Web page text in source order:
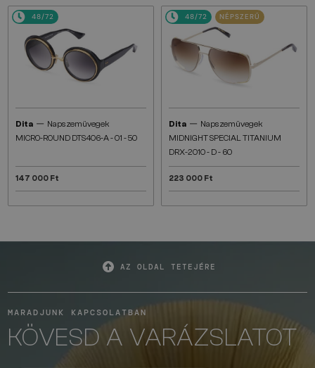
48/72
Dita — Napszemüvegek
MICRO-ROUND DTS406-A - 01 - 50
147 000 Ft
48/72 NÉPSZERŰ
Dita — Napszemüvegek
MIDNIGHT SPECIAL TITANIUM
DRX-2010 - D - 60
223 000 Ft
AZ OLDAL TETEJÉRE
MARADJUNK KAPCSOLATBAN
KÖVESD A VARÁZSLATOT